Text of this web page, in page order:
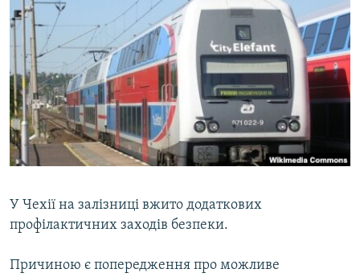
ВСЕ ЗА ДЕНЬ
СПЕЦПРОЕКТИ
ДЕПОРТАЦІЯ
ВІДЕОУРОКИ «ELIFBE»
СВІДЧЕННЯ ОКУПАЦІЇ
УКРАЇНСЬКА ПРОБЛЕМА КРИМУ
ЯК ОБІЙТИ БЛОКУВАННЯ
Русский
Qırımtatar
Усі сайти RFE/RL
У Чехії на залізниці вжито додаткових
профілактичних заходів безпеки.
Причиною є попередження про можливе